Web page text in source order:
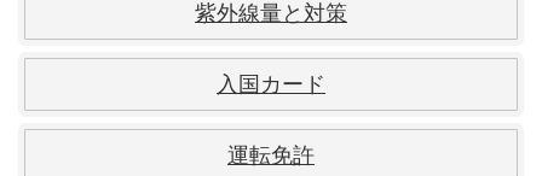
紫外線量と対策
入国カード
運転免許